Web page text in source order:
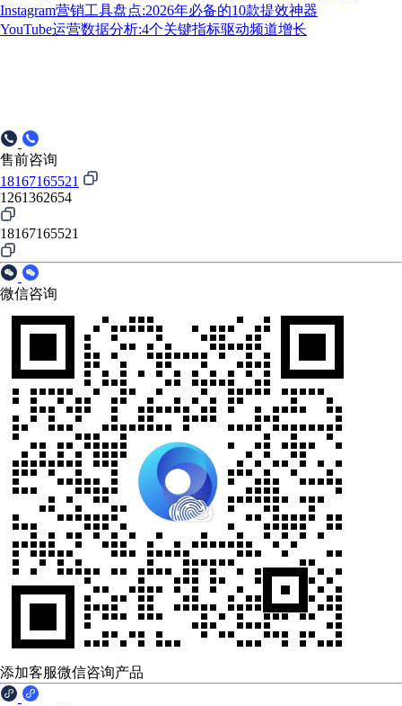
Instagram营销工具盘点:2026年必备的10款提效神器
YouTube运营数据分析:4个关键指标驱动频道增长
售前咨询
18167165521
1261362654
18167165521
微信咨询
添加客服微信咨询产品